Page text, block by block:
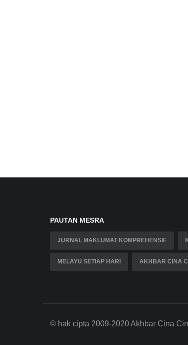
PAUTAN MESRA
JURNAL MAKLUMAT KOMPREHENSIF
MELAYU SETIAP HARI AKHBAR CINA
© hak cipta 2009-2020 Akhbar Cina